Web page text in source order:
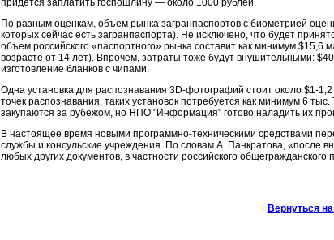
придется заплатить госпошлину — около 1000 рублей.
По разным оценкам, объем рынка загранпаспортов с биометрией
которых сейчас есть загранпаспорта). Не исключено, что будет
объем российского «паспортного» рынка составит как минимум
возрасте от 14 лет). Впрочем, затраты тоже будут внушительными:
изготовление бланков с чипами.
Одна установка для распознавания 3D-фотографий стоит около $1-
точек распознавания, таких установок потребуется как минимум 6
закупаются за рубежом, но НПО "Информация" готово наладить их
В настоящее время новыми программно-техническими средствами
службы и консульские учреждения. По словам А. Панкратова, «после
любых других документов, в частности российского общегражданского
Вернуться